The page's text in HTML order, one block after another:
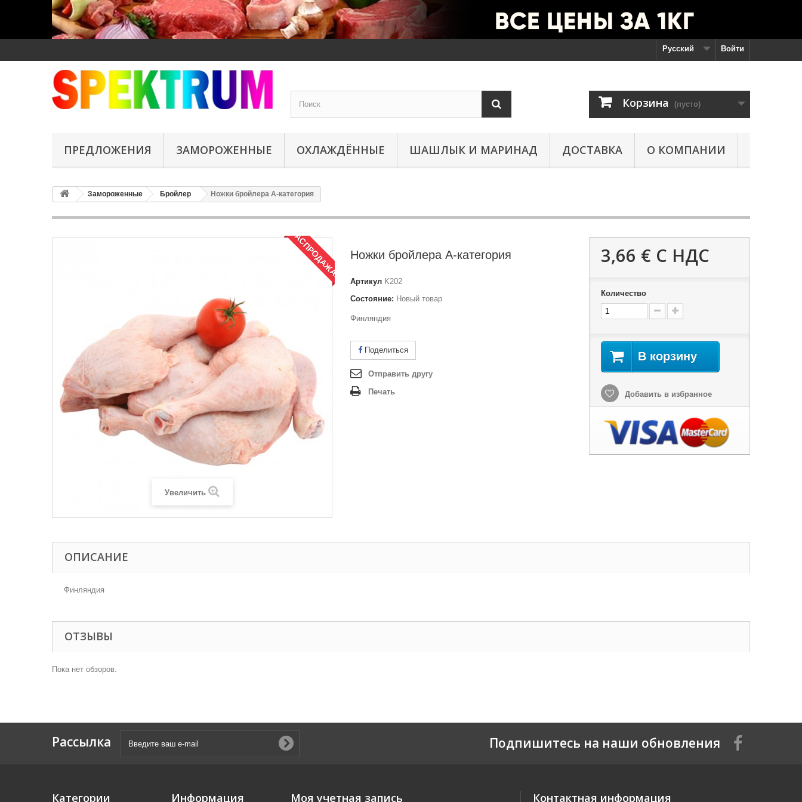
Войти
Русский
Корзина (пусто)
ПРЕДЛОЖЕНИЯ ЗАМОРОЖЕННЫЕ ОХЛАЖДЁННЫЕ ШАШЛЫК И МАРИНАД ДОСТАВКА О КОМПАНИИ
Замороженные Бройлер Ножки бройлера А-категория
РАСПРОДАЖА!
Увеличить
Ножки бройлера А-категория
Артикул K202
Состояние: Новый товар
Финляндия
Поделиться
Отправить другу
Печать
3,66 € С НДС
Количество
В корзину
Добавить в избранное
ОПИСАНИЕ
Финляндия
ОТЗЫВЫ
Пока нет обзоров.
Рассылка Подпишитесь на наши обновления
Категории Информация Моя учетная запись Контактная информация